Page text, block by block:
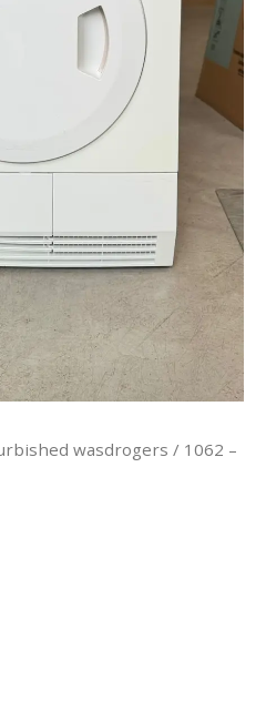
wasdrogers / 1062 –